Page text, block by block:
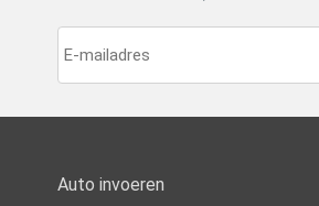
Auto invoeren